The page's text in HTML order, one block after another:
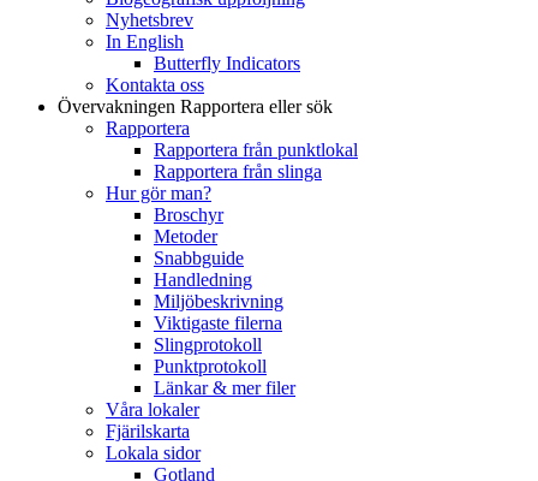
Nyhetsbrev
In English
Butterfly Indicators
Kontakta oss
Övervakningen Rapportera eller sök
Rapportera
Rapportera från punktlokal
Rapportera från slinga
Hur gör man?
Broschyr
Metoder
Snabbguide
Handledning
Miljöbeskrivning
Viktigaste filerna
Slingprotokoll
Punktprotokoll
Länkar & mer filer
Våra lokaler
Fjärilskarta
Lokala sidor
Gotland